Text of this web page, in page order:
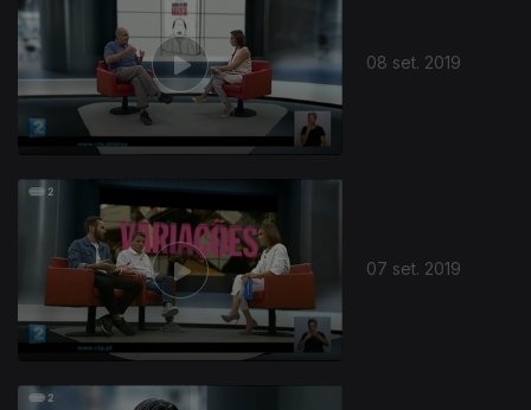
08 set. 2019
07 set. 2019